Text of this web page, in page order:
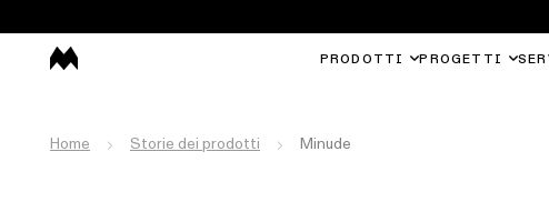
PRODOTTI PROGETTI
Home Storie dei prodotti Minude